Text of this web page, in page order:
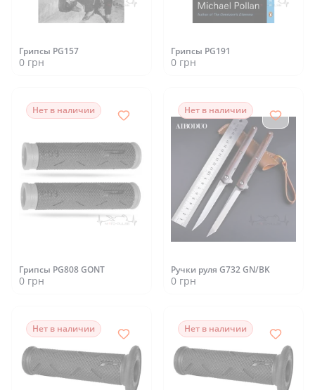
Грипсы PG157
0 грн
Грипсы PG191
0 грн
Нет в наличии
Грипсы PG808 GONT
0 грн
Нет в наличии
Ручки руля G732 GN/BK
0 грн
Нет в наличии Нет в наличии